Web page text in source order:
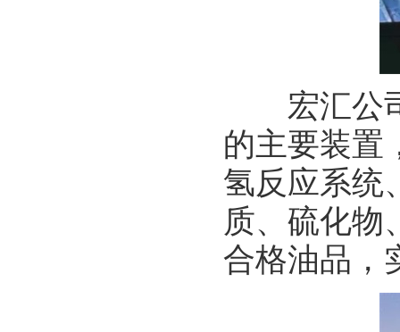
宏汇公司
的主要装置
氢反应系统
质、硫化物
合格油品，